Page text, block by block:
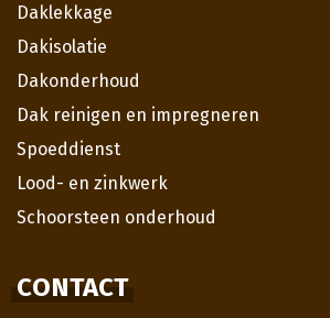
Daklekkage
Dakisolatie
Dakonderhoud
Dak reinigen en impregneren
Spoeddienst
Lood- en zinkwerk
Schoorsteen onderhoud
CONTACT